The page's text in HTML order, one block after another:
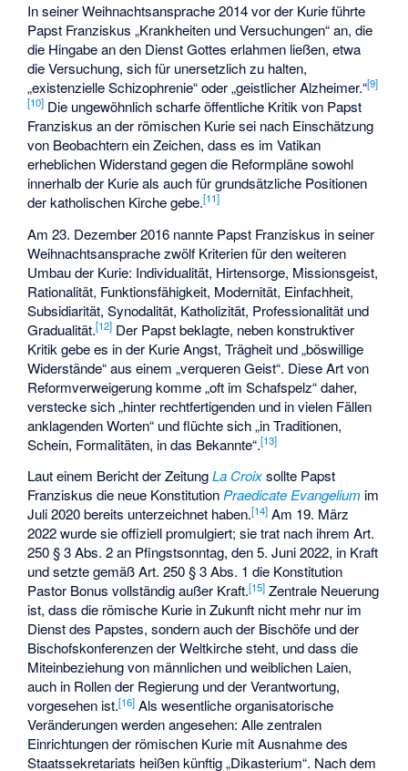
In seiner Weihnachtsansprache 2014 vor der Kurie führte
Papst Franziskus „Krankheiten und Versuchungen“ an, die
die Hingabe an den Dienst Gottes erlahmen ließen, etwa
die Versuchung, sich für unersetzlich zu halten,
„existenzielle Schizophrenie“ oder „geistlicher Alzheimer.“[9]
[10] Die ungewöhnlich scharfe öffentliche Kritik von Papst
Franziskus an der römischen Kurie sei nach Einschätzung
von Beobachtern ein Zeichen, dass es im Vatikan
erheblichen Widerstand gegen die Reformpläne sowohl
innerhalb der Kurie als auch für grundsätzliche Positionen
der katholischen Kirche gebe.[11]
Am 23. Dezember 2016 nannte Papst Franziskus in seiner
Weihnachtsansprache zwölf Kriterien für den weiteren
Umbau der Kurie: Individualität, Hirtensorge, Missionsgeist,
Rationalität, Funktionsfähigkeit, Modernität, Einfachheit,
Subsidiarität, Synodalität, Katholizität, Professionalität und
Gradualität.[12] Der Papst beklagte, neben konstruktiver
Kritik gebe es in der Kurie Angst, Trägheit und „böswillige
Widerstände“ aus einem „verqueren Geist“. Diese Art von
Reformverweigerung komme „oft im Schafspelz“ daher,
verstecke sich „hinter rechtfertigenden und in vielen Fällen
anklagenden Worten“ und flüchte sich „in Traditionen,
Schein, Formalitäten, in das Bekannte“.[13]
Laut einem Bericht der ZeitungLa Croixsollte Papst
Franziskus die neue KonstitutionPraedicate Evangelium im
Juli 2020 bereits unterzeichnet haben.[14] Am 19. März
2022 wurde sie offiziell promulgiert; sie trat nach ihrem Art.
250 § 3 Abs. 2 an Pfingstsonntag, den 5. Juni 2022, in Kraft
und setzte gemäß Art. 250 § 3 Abs. 1 die Konstitution
Pastor Bonus vollständig außer Kraft.[15] Zentrale Neuerung
ist, dass die römische Kurie in Zukunft nicht mehr nur im
Dienst des Papstes, sondern auch der Bischöfe und der
Bischofskonferenzen der Weltkirche steht, und dass die
Miteinbeziehung von männlichen und weiblichen Laien,
auch in Rollen der Regierung und der Verantwortung,
vorgesehen ist.[16] Als wesentliche organisatorische
Veränderungen werden angesehen: Alle zentralen
Einrichtungen der römischen Kurie mit Ausnahme des
Staatssekretariats heißen künftig „Dikasterium“. Nach dem